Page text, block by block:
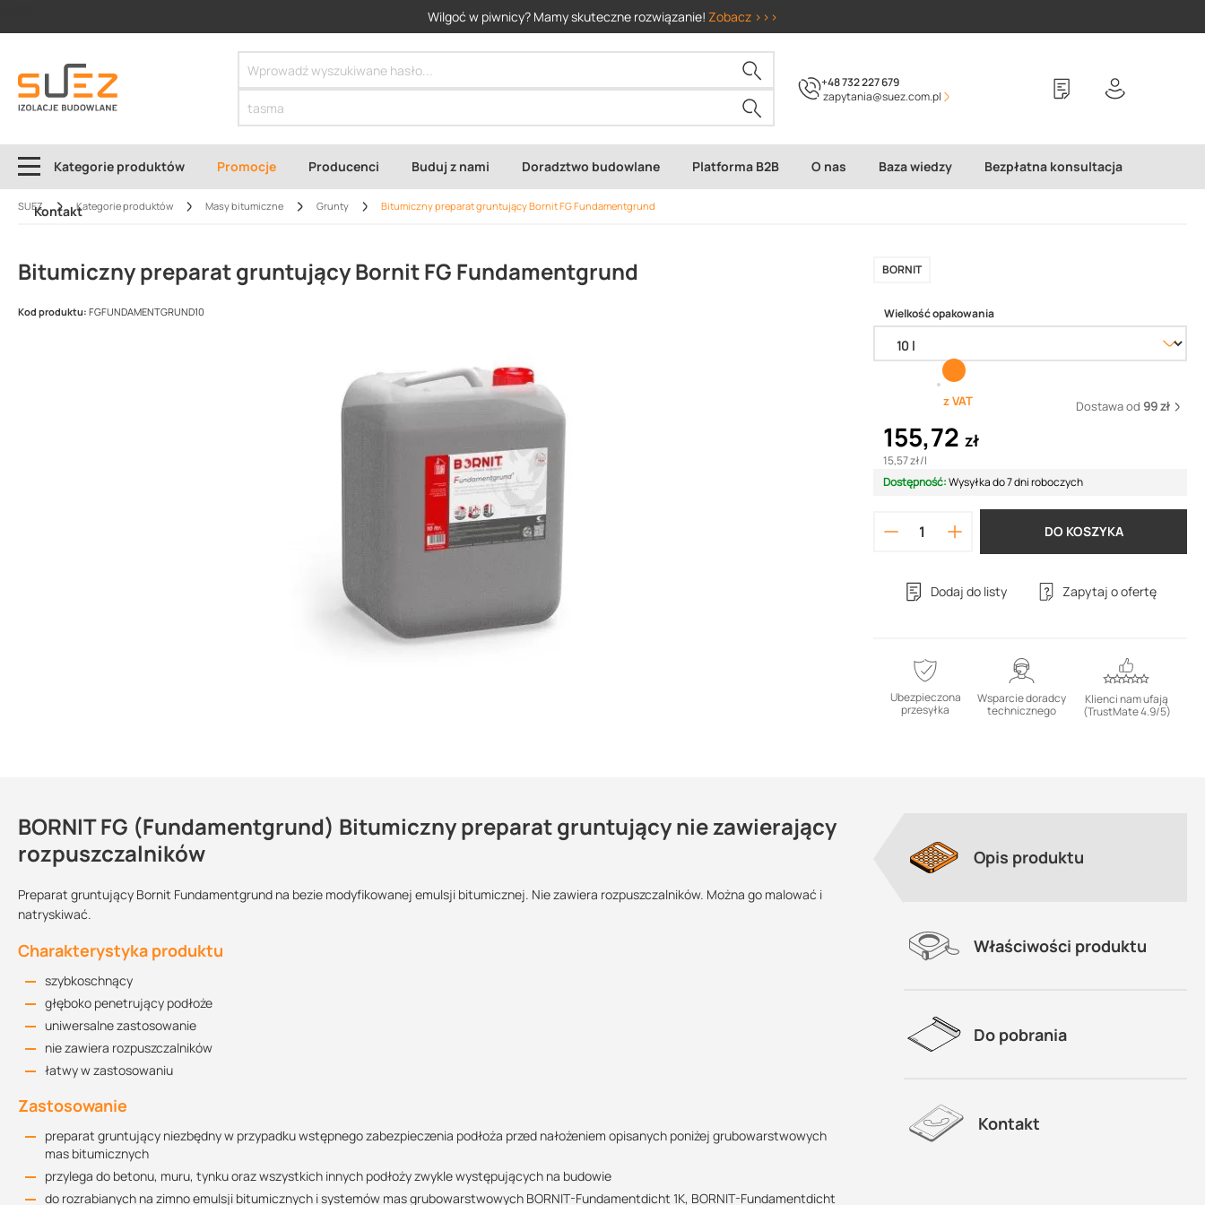
Wilgoć w piwnicy? Mamy skuteczne rozwiązanie! Zobacz >>>
+48 732 227 679
zapytania@suez.com.pl
Kategorie produktów Promocje Producenci Buduj z nami Doradztwo budowlane Platforma B2B O nas Baza wiedzy Bezpłatna konsultacja
Kontakt
SUEZ Kategorie produktów Masy bitumiczne Grunty Bitumiczny preparat gruntujący Bornit FG Fundamentgrund
Bitumiczny preparat gruntujący Bornit FG Fundamentgrund BORNIT
Kod produktu: FGFUNDAMENTGRUND10 Wielkość opakowania
z VAT Dostawa od 99 zł
155,72 zł
15,57 zł/l
Dostępność:Wysyłka do 7 dni roboczych
DO KOSZYKA
Dodaj do listy Zapytaj o ofertę
Ubezpieczona
przesyłka
Wsparcie doradcy
technicznego
Klienci nam ufają
(TrustMate 4.9/5)
BORNIT FG (Fundamentgrund) Bitumiczny preparat gruntujący nie zawierający
rozpuszczalników
Preparat gruntujący Bornit Fundamentgrund na bezie modyfikowanej emulsji bitumicznej. Nie zawiera rozpuszczalników. Można go malować i
natryskiwać.
Charakterystyka produktu
szybkoschnący
głęboko penetrujący podłoże
uniwersalne zastosowanie
nie zawiera rozpuszczalników
łatwy w zastosowaniu
Zastosowanie
preparat gruntujący niezbędny w przypadku wstępnego zabezpieczenia podłoża przed nałożeniem opisanych poniżej grubowarstwowych
mas bitumicznych
przylega do betonu, muru, tynku oraz wszystkich innych podłoży zwykle występujących na budowie
do rozrabianych na zimno emulsji bitumicznych i systemów mas grubowarstwowych BORNIT-Fundamentdicht 1K, BORNIT-Fundamentdicht
Przechowywanie:
miejscu, chronić
przed mrozem
Wielkość opakowania:
10 l
20 l
Dodatkowe dane
składniki:bitum, wypełniacze
rozcieńczalnik:woda
zawartość bitumu:
zużycie: ok 0,2l na m2 (w zależności od chłonności podłoża zuzycie może być wieksze lub mniejsze od podanej wartości)
Karta charakterystyki
110.39 KB
Kontakt
Maszy pytania lub wątpliwości?
Opis produktu
Właściwości produktu
Do pobrania
Kontakt